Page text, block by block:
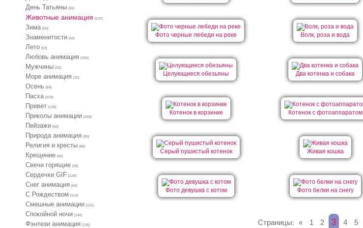
День Татьяны [55]
Животные анимация [137]
Зима [60]
Знаменитости [62]
Лето [53]
Любовь анимация [165]
Мужчины [42]
Море анимация [32]
Осень [84]
Пасха [210]
Привет [134]
Приколы анимации [269]
Пейзажи [50]
Природа анимация [90]
Религия и кресты [86]
Крещение [45]
Свечи горящие [39]
Сердечки GIF [129]
Снег анимация [54]
С Рождеством [114]
Смешные анимации [101]
Спокойной ночи [140]
Фэнтези анимация [135]
Фото черные лебеди на реке Волк, роза и вода
Целующиеся обезьяны Два котенка и собака
Котенок в корзинке Котенок с фотоаппаратом
Серый пушистый котенок Живая кошка
Фото девушка с котом Фото белки на снегу
Страницы: « 1 2 3 4 5